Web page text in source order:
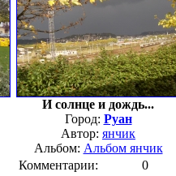
И солнце и дождь...
Город: Руан
Автор: янчик
Альбом: Альбом янчик
Комментарии:
0